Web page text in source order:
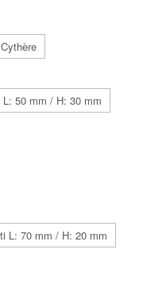
Cythère
L: 50 mm / H: 30 mm
L: 70 mm / H: 20 mm